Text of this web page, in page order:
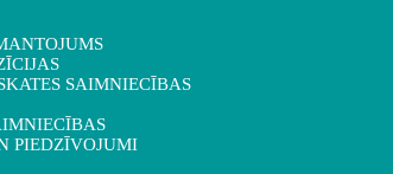
SAIMNIECĪBAS
PIEDZĪVOJUMI